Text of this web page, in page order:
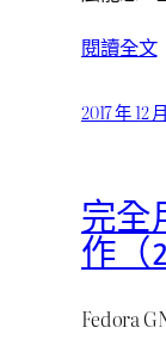
閱讀全文
2017 年 12
完全
作（
Fedora